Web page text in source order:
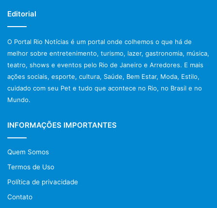
Antes da Copa começar, muitos sonhavam com as fases
Ronaldo, Lionel Messi, Ozzil, Neymar, Iniesta, entre outros,
travando uma batalha quase mortal pela supremacia
do Futebol Mundial. Mas o que vimos, foi o crescimento
das seleções da França e Inglaterra, como as prováveis
finalistas, e das novatas Bélgica e Croácia, como as
queridas do público em geral, pelo bom futebol praticado
Portugal até que foi muito bem, mas novamente dependeu
do seu grande astro Cristiano Ronaldo. A Alemanha foi só
decepção, não passando da primeira fase. A Espanha
sucumbiu à força da guerreira Rússia, e o Brasil
Editorial
O Portal Rio Notícias é um portal onde colhemos o que há de
melhor sobre entretenimento, turismo, lazer, gastronomia, música,
teatro, shows e eventos pelo Rio de Janeiro e Arredores. E mais
ações sociais, esporte, cultura, Saúde, Bem Estar, Moda, Estilo,
cuidado com seu Pet e tudo que acontece no Rio, no Brasil e no
Mundo.
INFORMAÇÕES IMPORTANTES
Quem Somos
Termos de Uso
Política de privacidade
Contato